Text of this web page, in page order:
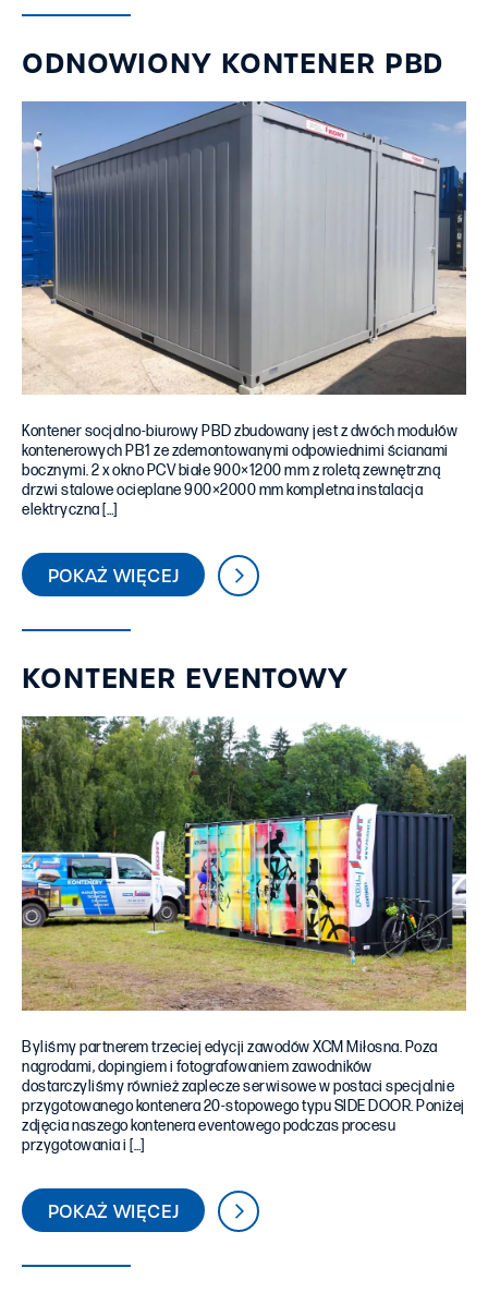
ODNOWIONY KONTENER PBD
Kontener socjalno-biurowy PBD zbudowany jest z dwóch modułów
kontenerowych PB1 ze zdemontowanymi odpowiednimi ścianami
bocznymi. 2 x okno PCV białe 900×1200 mm z roletą zewnętrzną
drzwi stalowe ocieplane 900×2000 mm kompletna instalacja
elektryczna […]
POKAŻ WIĘCEJ
KONTENER EVENTOWY
Byliśmy partnerem trzeciej edycji zawodów XCM Miłosna. Poza
nagrodami, dopingiem i fotografowaniem zawodników
dostarczyliśmy również zaplecze serwisowe w postaci specjalnie
przygotowanego kontenera 20-stopowego typu SIDE DOOR. Poniżej
zdjęcia naszego kontenera eventowego podczas procesu
przygotowania i […]
POKAŻ WIĘCEJ